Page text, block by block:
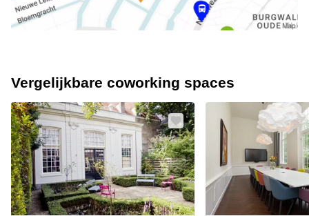
Vergelijkbare coworking spaces